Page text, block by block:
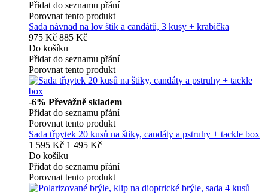
Přidat do seznamu přání
Porovnat tento produkt
Sada návnad na lov štik a candátů, 3 kusy + krabička
975 Kč 885 Kč
Do košíku
Přidat do seznamu přání
Porovnat tento produkt
-6% Převážně skladem
Přidat do seznamu přání
Porovnat tento produkt
Sada třpytek 20 kusů na štiky, candáty a pstruhy + tackle box
1 595 Kč 1 495 Kč
Do košíku
Přidat do seznamu přání
Porovnat tento produkt